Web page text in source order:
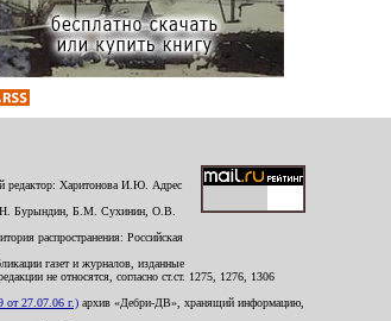
редактор: Харитонова И.Ю. Адрес
Бурындин, Б.М. Сухинин, О.В.
распространения: Российская
газет и журналов, изданные
не относятся, согласно ст.ст. 1275, 1276, 1306
от 27.07.06 г.) архив «Дебри-ДВ», хранящий информацию,